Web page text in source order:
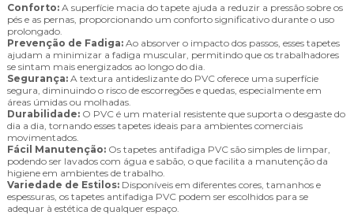
Conforto: A superfície macia do tapete ajuda a reduzir a pressão sobre os
pés e as pernas, proporcionando um conforto significativo durante o uso
prolongado.
Prevenção de Fadiga: Ao absorver o impacto dos passos, esses tapetes
ajudam a minimizar a fadiga muscular, permitindo que os trabalhadores
se sintam mais energizados ao longo do dia.
Segurança: A textura antideslizante do PVC oferece uma superfície
segura, diminuindo o risco de escorregões e quedas, especialmente em
áreas úmidas ou molhadas.
Durabilidade: O PVC é um material resistente que suporta o desgaste do
dia a dia, tornando esses tapetes ideais para ambientes comerciais
movimentados.
Fácil Manutenção: Os tapetes antifadiga PVC são simples de limpar,
podendo ser lavados com água e sabão, o que facilita a manutenção da
higiene em ambientes de trabalho.
Variedade de Estilos: Disponíveis em diferentes cores, tamanhos e
espessuras, os tapetes antifadiga PVC podem ser escolhidos para se
adequar à estética de qualquer espaço.